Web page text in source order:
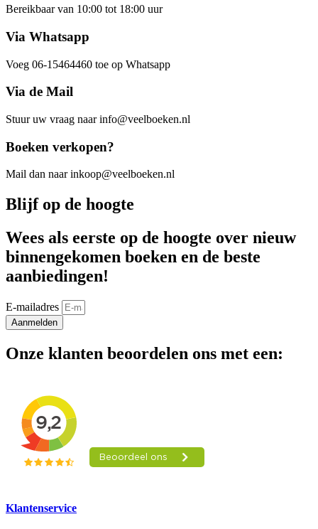
Bereikbaar van 10:00 tot 18:00 uur
Via Whatsapp
Voeg 06-15464460 toe op Whatsapp
Via de Mail
Stuur uw vraag naar info@veelboeken.nl
Boeken verkopen?
Mail dan naar inkoop@veelboeken.nl
Blijf op de hoogte
Wees als eerste op de hoogte over nieuw
binnengekomen boeken en de beste
aanbiedingen!
E-mailadres
Aanmelden
Onze klanten beoordelen ons met een:
Klantenservice